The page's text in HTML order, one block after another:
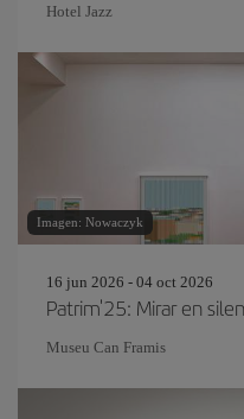
Hotel Jazz
Imagen: Nowaczyk
16 jun 2026 - 04 oct 2026
Patrim'25: Mirar en
Museu Can Framis